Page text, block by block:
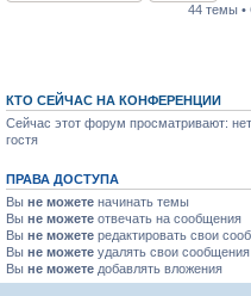
44 темы •
КТО СЕЙЧАС НА КОНФЕРЕНЦИИ
Сейчас этот форум просматривают:
гостя
ПРАВА ДОСТУПА
Вы не можете начинать темы
Вы не можете отвечать на сообщения
Вы не можете редактировать свои
Вы не можете удалять свои сообщения
Вы не можете добавлять вложения